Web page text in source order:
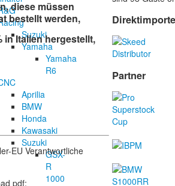
Suzuki
Yamaha
Yamaha
R6
Aprilia
BMW
Honda
Kawasaki
Suzuki
GSX-
R
1000
diese müssen
bestellt werden,
in Italien hergestellt,
EU Verantwortliche
pdf:
Partner